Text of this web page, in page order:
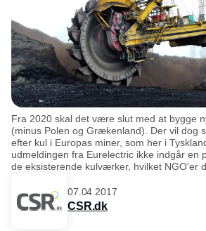
Fra 2020 skal det være slut med at bygge
(minus Polen og Grækenland). Der vil dog
efter kul i Europas miner, som her i
udmeldingen fra Eurelectric ikke indgår en
de eksisterende kulværker, hvilket NGO'er
07.04.2017
CSR.dk